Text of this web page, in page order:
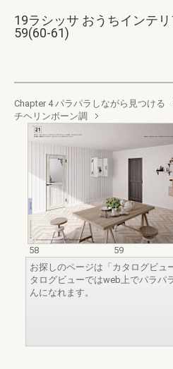
19ラシッサ おうちインテ
59(60-61)
Chapter 4 パラパラしながら見つける
チヘリンボーン調
58
59
お探しのページは「カタログビュ
タログビューではweb上でパラパ
んになれます。